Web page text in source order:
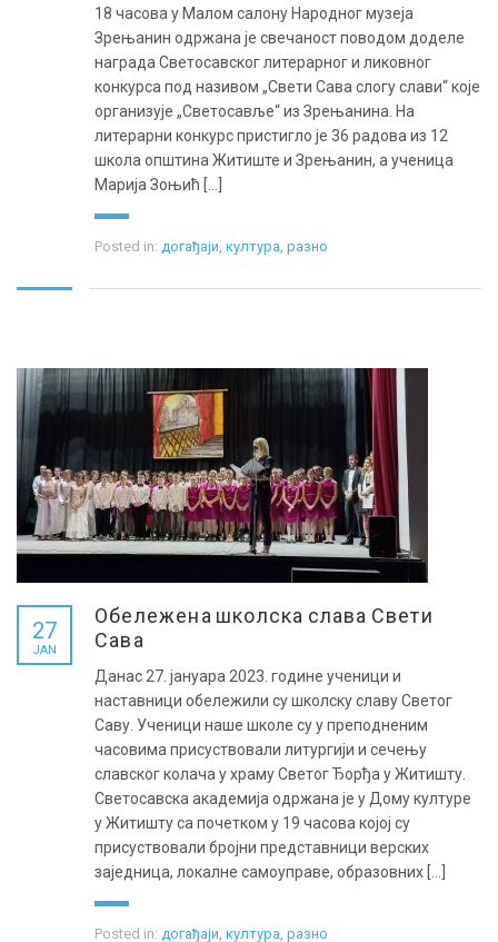
18 часова у Малом салону Народног музеја
Зрењанин одржана је свечаност поводом доделе
награда Светосавског литерарног и ликовног
конкурса под називом „Свети Сава слогу слави“ које
организује „Светосавље“ из Зрењанина. На
литерарни конкурс пристигло је 36 радова из 12
школа општина Житиште и Зрењанин, а ученица
Марија Зоњић [...]
Posted in: догађаји, култура, разно
27
JAN
Обележена школска слава Свети
Сава
Данас 27. јануара 2023. године ученици и
наставници обележили су школску славу Светог
Саву. Ученици наше школе су у преподненим
часовима присуствовали литургији и сечењу
славског колача у храму Светог Ђорђа у Житишту.
Светосавска академија одржана је у Дому културе
у Житишту са почетком у 19 часова којој су
присуствовали бројни представници верских
заједница, локалне самоуправе, образовних [...]
Posted in: догађаји, култура, разно